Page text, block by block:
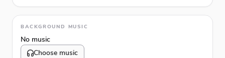
Animation type
BACKGROUND MUSIC
No music
Choose music